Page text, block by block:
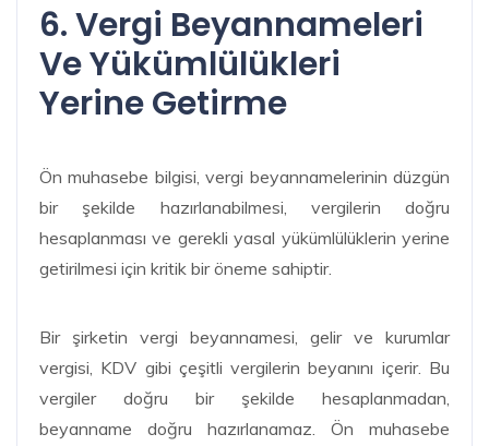
6. Vergi Beyannameleri
Ve Yükümlülükleri
Yerine Getirme
Ön muhasebe bilgisi, vergi beyannamelerinin düzgün
bir şekilde hazırlanabilmesi, vergilerin doğru
hesaplanması ve gerekli yasal yükümlülüklerin yerine
getirilmesi için kritik bir öneme sahiptir.
Bir şirketin vergi beyannamesi, gelir ve kurumlar
vergisi, KDV gibi çeşitli vergilerin beyanını içerir. Bu
vergiler doğru bir şekilde hesaplanmadan,
beyanname doğru hazırlanamaz. Ön muhasebe